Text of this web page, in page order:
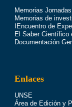
Memorias
Memorias de
IEncuentro de
El Saber Científico
Documentación
Enlaces
UNSE
Área de Edición y